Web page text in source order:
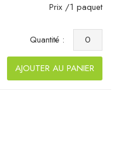
Prix /1 paquet
Quantité :
AJOUTER AU PANIER